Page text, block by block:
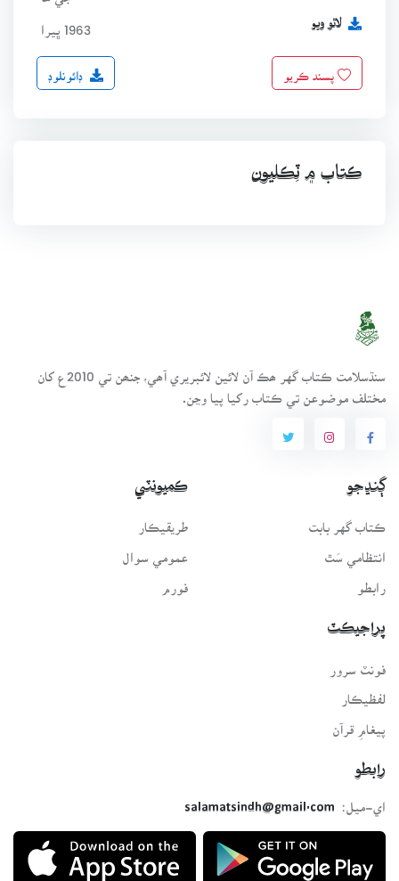
لاٿو ويو 1963 ڀيرا
پسند ڪريو ڊائونلوڊ
ڪتاب ۾ ٽِڪليون
سنڌسلامت ڪتاب گهر ھڪ آن لائين لائبريري آھي، جنھن تي 2010ع کان
مختلف موضوعن تي ڪتاب رکيا پيا وڃن.
ڳنڍجو
ڪتاب گهر بابت
انتظامي سَٿ
رابطو
ڪميونٽي
طريقيڪار
عمومي سوال
پراجيڪٽ
فونٽ سرور
لفظيڪار
پيغامِ قرآن
رابطو
اي-ميل:
salamatsindh@gmail.com